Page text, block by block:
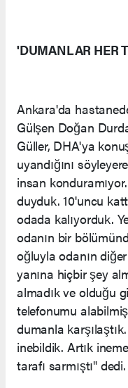
'DUMANLAR HER
Ankara'da
Gülşen Doğan
Güller, DHA'ya
uyandığını
insan
duyduk. 10'uncu
odada kalıyorduk.
odanın bir
oğluyla odanın
yanına hiçbir şey
almadık ve olduğu
telefonumu
dumanla
inebildik. Artık
tarafı sarmıştı" dedi.